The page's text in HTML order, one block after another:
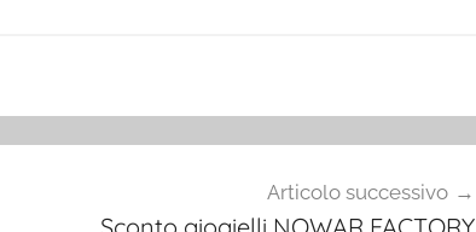
Articolo successivo